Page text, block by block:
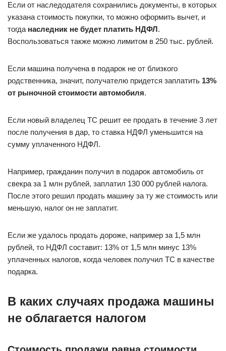
Если от наследодателя сохранились документы, в которых
указана стоимость покупки, то можно оформить вычет, и
тогда наследник не будет платить НДФЛ.
Воспользоваться также можно лимитом в 250 тыс. рублей.
Если машина получена в подарок не от близкого
родственника, значит, получателю придется заплатить 13%
от рыночной стоимости автомобиля.
Если новый владелец ТС решит ее продать в течение 3 лет
после получения в дар, то ставка НДФЛ уменьшится на
сумму уплаченного НДФЛ.
Например, гражданин получил в подарок автомобиль от
свекра за 1 млн рублей, заплатил 130 000 рублей налога.
После этого решил продать машину за ту же стоимость или
меньшую, налог он не заплатит.
Если же удалось продать дороже, например за 1,5 млн
рублей, то НДФЛ составит: 13% от 1,5 млн минус 13%
уплаченных налогов, когда человек получил ТС в качестве
подарка.
В каких случаях продажа машины
не облагается налогом